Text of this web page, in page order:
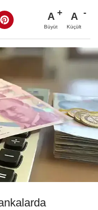
A
Büyüt
A
Küçült